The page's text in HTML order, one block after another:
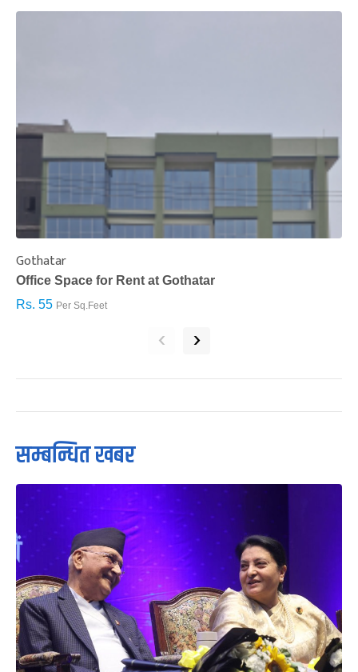
Gothatar
Office Space for Rent at Gothatar
Rs. 55 Per Sq.Feet
‹ ›
सम्बन्धित खबर